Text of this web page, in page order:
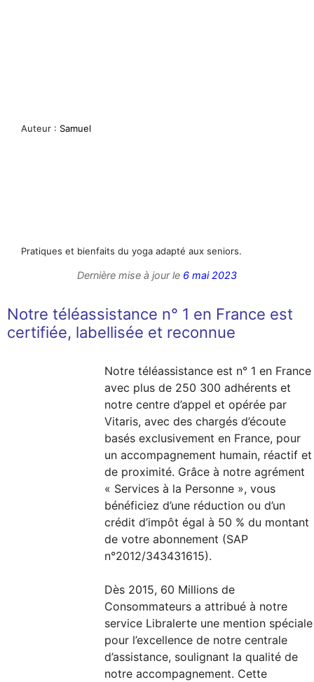
Auteur : Samuel
Pratiques et bienfaits du yoga adapté aux seniors.
Dernière mise à jour le 6 mai 2023
Notre téléassistance n° 1 en France est
certifiée, labellisée et reconnue
Notre téléassistance est n° 1 en France
avec plus de 250 300 adhérents et
notre centre d’appel et opérée par
Vitaris, avec des chargés d’écoute
basés exclusivement en France, pour
un accompagnement humain, réactif et
de proximité. Grâce à notre agrément
« Services à la Personne », vous
bénéficiez d’une réduction ou d’un
crédit d’impôt égal à 50 % du montant
de votre abonnement (SAP
n°2012/343431615).
Dès 2015, 60 Millions de
Consommateurs a attribué à notre
service Libralerte une mention spéciale
pour l’excellence de notre centrale
d’assistance, soulignant la qualité de
notre accompagnement. Cette